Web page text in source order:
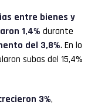
entre bienes y
1,4% durante
del 3,8%. En lo
subas del 15,4%
3%,